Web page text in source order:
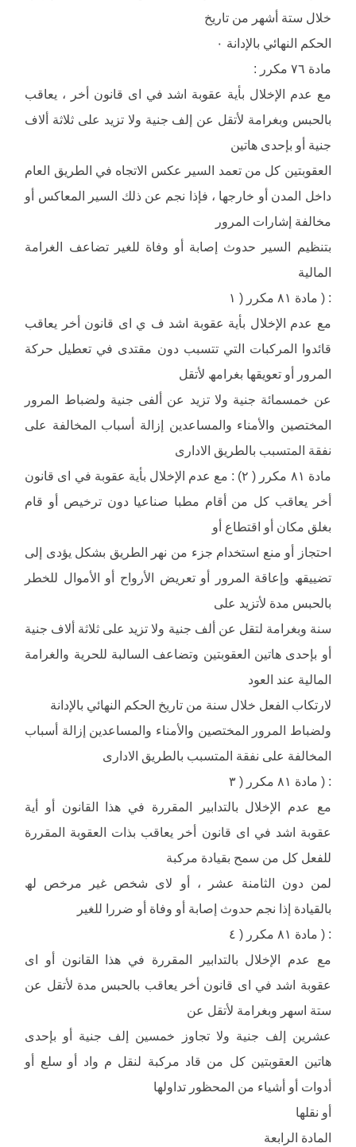
خلال ستة أشھر من تاریخ
الحكم النھائي بالإدانة ٠
مادة ٧٦ مكرر :
مع عدم الإخلال بأیة عقوبة اشد في اى قانون أخر ، یعاقب
بالحبس وبغرامة لأتقل عن إلف جنیة ولا تزید على ثلاثة ألاف
جنیة أو بإحدى ھاتین
العقوبتین كل من تعمد السیر عكس الاتجاه في الطریق العام
داخل المدن أو خارجھا ، فإذا نجم عن ذلك السیر المعاكس أو
مخالفة إشارات المرور
بتنظیم السیر حدوث إصابة أو وفاة للغیر تضاعف الغرامة
المالیة
: ( مادة ٨١ مكرر ( ١
مع عدم الإخلال بأیة عقوبة اشد ف ي اى قانون أخر یعاقب
قائدوا المركبات التي تتسبب دون مقتدى في تعطیل حركة
المرور أو تعویقھا بغرامھ لأتقل
عن خمسمائة جنیة ولا تزید عن ألفى جنیة ولضباط المرور
المختصین والأمناء والمساعدین إزالة أسباب المخالفة على
نفقة المتسبب بالطریق الادارى
مادة ٨١ مكرر ( ٢) : مع عدم الإخلال بأیة عقوبة في اى قانون
أخر یعاقب كل من أقام مطبا صناعیا دون ترخیص أو قام
بغلق مكان أو اقتطاع أو
احتجاز أو منع استخدام جزء من نھر الطریق بشكل یؤدى إلى
تضییقھ وإعاقة المرور أو تعریض الأرواح أو الأموال للخطر
بالحبس مدة لأتزید على
سنة وبغرامة لتقل عن ألف جنیة ولا تزید على ثلاثة ألاف جنیة
أو بإحدى ھاتین العقوبتین وتضاعف السالبة للحریة والغرامة
المالیة عند العود
لارتكاب الفعل خلال سنة من تاریخ الحكم النھائي بالإدانة
ولضباط المرور المختصین والأمناء والمساعدین إزالة أسباب
المخالفة على نفقة المتسبب بالطریق الادارى
: ( مادة ٨١ مكرر ( ٣
مع عدم الإخلال بالتدابیر المقررة في ھذا القانون أو أیة
عقوبة اشد في اى قانون أخر یعاقب بذات العقوبة المقررة
للفعل كل من سمح بقیادة مركبة
لمن دون الثامنة عشر ، أو لاى شخص غیر مرخص لھ
بالقیادة إذا نجم حدوث إصابة أو وفاة أو ضررا للغیر
: ( مادة ٨١ مكرر ( ٤
مع عدم الإخلال بالتدابیر المقررة في ھذا القانون أو اى
عقوبة اشد في اى قانون أخر یعاقب بالحبس مدة لأتقل عن
ستة اسھر وبغرامة لأتقل عن
عشرین إلف جنیة ولا تجاوز خمسین إلف جنیة أو بإحدى
ھاتین العقوبتین كل من قاد مركبة لنقل م واد أو سلع أو
أدوات أو أشیاء من المحظور تداولھا
أو نقلھا
المادة الرابعة